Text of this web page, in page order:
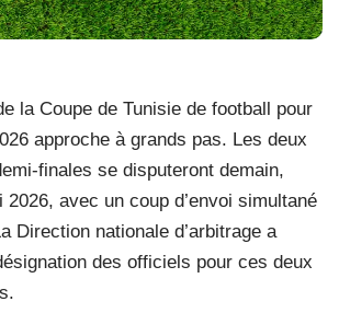
la Coupe de Tunisie de football pour
approche à grands pas. Les deux
finales se disputeront demain,
2026, avec un coup d’envoi simultané
Direction nationale d’arbitrage a
des officiels pour ces deux